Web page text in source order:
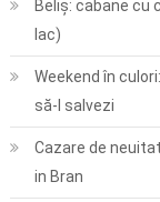
Beliș: cabane cu
lac)
Weekend în
să-l salvezi
Cazare de
in Bran